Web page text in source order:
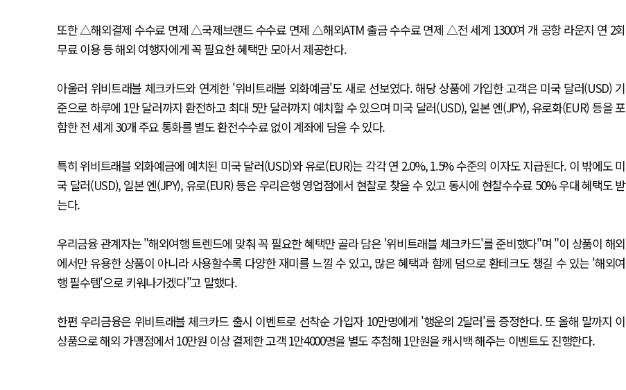
또한 △해외결제 수수료 면제 △국제브랜드 수수료 면제 △해외ATM 출금 수수료 면제 △전 세계 1300여 개 공항 라운지 연 2회
무료 이용 등 해외 여행자에게 꼭 필요한 혜택만 모아서 제공한다.
아울러 위비트래블 체크카드와 연계한 '위비트래블 외화예금'도 새로 선보였다. 해당 상품에 가입한 고객은 미국 달러(USD) 기
준으로 하루에 1만 달러까지 환전하고 최대 5만 달러까지 예치할 수 있으며 미국 달러(USD), 일본 엔(JPY), 유로화(EUR) 등을 포
함한 전 세계 30개 주요 통화를 별도 환전수수료 없이 계좌에 담을 수 있다.
특히 위비트래블 외화예금에 예치된 미국 달러(USD)와 유로(EUR)는 각각 연 2.0%, 1.5% 수준의 이자도 지급된다. 이 밖에도 미
국 달러(USD), 일본 엔(JPY), 유로(EUR) 등은 우리은행 영업점에서 현찰로 찾을 수 있고 동시에 현찰수수료 50% 우대 혜택도 받
는다.
우리금융 관계자는 "해외여행 트렌드에 맞춰 꼭 필요한 혜택만 골라 담은 '위비트래블 체크카드'를 준비했다"며 "이 상품이 해외
에서만 유용한 상품이 아니라 사용할수록 다양한 재미를 느낄 수 있고, 많은 혜택과 함께 덤으로 환테크도 챙길 수 있는 '해외여
행 필수템'으로 키워나가겠다"고 말했다.
한편 우리금융은 위비트래블 체크카드 출시 이벤트로 선착순 가입자 10만명에게 '행운의 2달러'를 증정한다. 또 올해 말까지 이
상품으로 해외 가맹점에서 10만원 이상 결제한 고객 1만4000명을 별도 추첨해 1만원을 캐시백 해주는 이벤트도 진행한다.